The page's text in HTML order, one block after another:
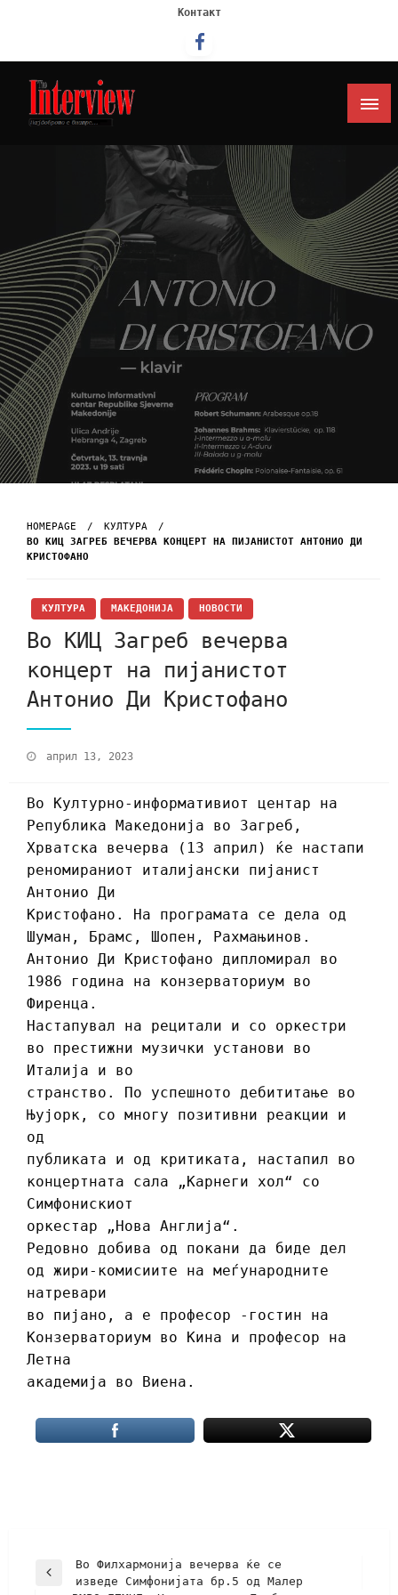
Контакт
Интервју
HOMEPAGE
КУЛТУРА
ВО КИЦ ЗАГРЕБ ВЕЧЕРВА КОНЦЕРТ НА ПИЈАНИСТОТ АНТОНИО ДИ
КРИСТОФАНО
КУЛТУРА МАКЕДОНИЈА НОВОСТИ
Во КИЦ Загреб вечерва
концерт на пијанистот
Антонио Ди Кристофано
април 13, 2023
Во Културно-информативиот центар на
Република Македонија во Загреб,
Хрватска вечерва (13 април) ќе настапи
реномираниот италијански пијанист
Антонио Ди
Кристофано. На програмата се дела од
Шуман, Брамс, Шопен, Рахмањинов.
Антонио Ди Кристофано дипломирал во
1986 година на конзерваториум во
Фиренца.
Настапувал на рецитали и со оркестри
во престижни музички установи во
Италија и во
странство. По успешното дебититање во
Њујорк, со многу позитивни реакции и
од
публиката и од критиката, настапил во
концертната сала „Карнеги хол“ со
Симфонискиот
оркестар „Нова Англија“.
Редовно добива од покани да биде дел
од жири-комисиите на меѓународните
натревари
во пијано, а е професор -гостин на
Конзерваториум во Кина и професор на
Летна
академија во Виена.
Во Филхармонија вечерва ќе се
изведе Симфонијата бр.5 од Малер